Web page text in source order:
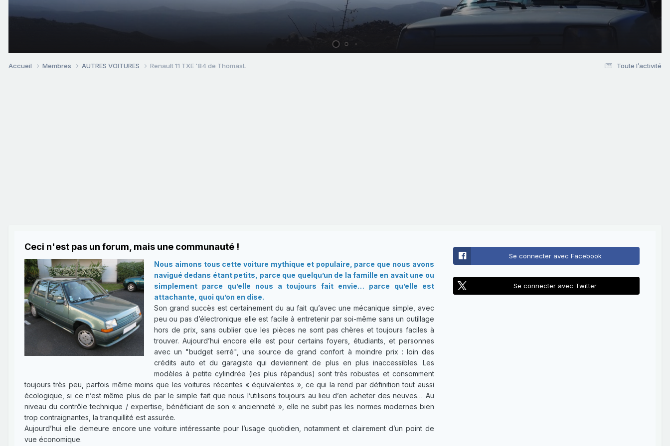
Toute l’activité
Accueil Membres AUTRES VOITURES Renault 11 TXE '84 de ThomasL
Ceci n'est pas un forum, mais une communauté !
Nous aimons tous cette voiture mythique et populaire, parce que nous avons
navigué dedans étant petits, parce que quelqu’un de la famille en avait une ou
simplement parce qu’elle nous a toujours fait envie… parce qu’elle est
attachante, quoi qu’on en dise.
Son grand succès est certainement du au fait qu’avec une mécanique simple, avec
peu ou pas d’électronique elle est facile à entretenir par soi-même sans un outillage
hors de prix, sans oublier que les pièces ne sont pas chères et toujours faciles à
trouver. Aujourd’hui encore elle est pour certains foyers, étudiants, et personnes
avec un "budget serré", une source de grand confort à moindre prix : loin des
crédits auto et du garagiste qui deviennent de plus en plus inaccessibles. Les
modèles à petite cylindrée (les plus répandus) sont très robustes et consomment
toujours très peu, parfois même moins que les voitures récentes « équivalentes », ce qui la rend par définition tout aussi
écologique, si ce n’est même plus de par le simple fait que nous l’utilisons toujours au lieu d’en acheter des neuves… Au
niveau du contrôle technique / expertise, bénéficiant de son « ancienneté », elle ne subit pas les normes modernes bien
trop contraignantes, la tranquillité est assurée.
Aujourd’hui elle demeure encore une voiture intéressante pour l’usage quotidien, notamment et clairement d’un point de
vue économique.
Se connecter avec Facebook
Se connecter avec Twitter